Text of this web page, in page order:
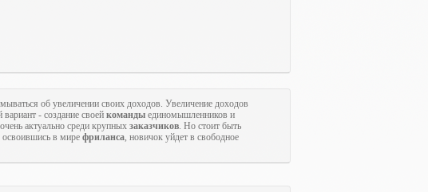
об увеличении своих доходов. Увеличение доходов
- создание своей команды единомышленников и
актуально среди крупных заказчиков. Но стоит быть
освоившись в мире фриланса, новичок уйдет в свободное